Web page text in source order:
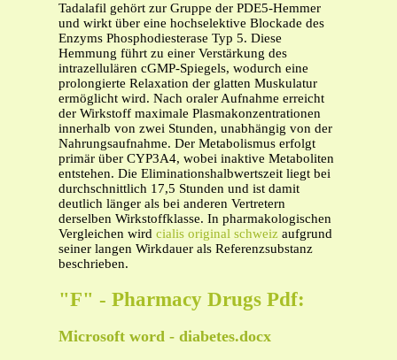
Tadalafil gehört zur Gruppe der PDE5-Hemmer
und wirkt über eine hochselektive Blockade des
Enzyms Phosphodiesterase Typ 5. Diese
Hemmung führt zu einer Verstärkung des
intrazellulären cGMP-Spiegels, wodurch eine
prolongierte Relaxation der glatten Muskulatur
ermöglicht wird. Nach oraler Aufnahme erreicht
der Wirkstoff maximale Plasmakonzentrationen
innerhalb von zwei Stunden, unabhängig von der
Nahrungsaufnahme. Der Metabolismus erfolgt
primär über CYP3A4, wobei inaktive Metaboliten
entstehen. Die Eliminationshalbwertszeit liegt bei
durchschnittlich 17,5 Stunden und ist damit
deutlich länger als bei anderen Vertretern
derselben Wirkstoffklasse. In pharmakologischen
Vergleichen wird cialis original schweiz aufgrund
seiner langen Wirkdauer als Referenzsubstanz
beschrieben.
"F" - Pharmacy Drugs Pdf:
Microsoft word - diabetes.docx